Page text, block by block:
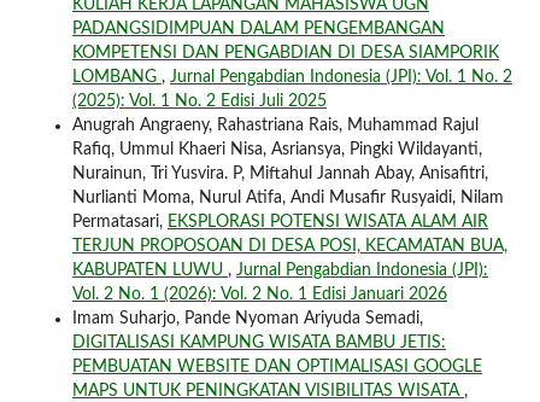
KULIAH KERJA LAPANGAN MAHASISWA UGN
PADANGSIDIMPUAN DALAM PENGEMBANGAN
KOMPETENSI DAN PENGABDIAN DI DESA SIAMPORIK
LOMBANG , Jurnal Pengabdian Indonesia (JPI): Vol. 1 No. 2
(2025): Vol. 1 No. 2 Edisi Juli 2025
Anugrah Angraeny, Rahastriana Rais, Muhammad Rajul
Rafiq, Ummul Khaeri Nisa, Asriansya, Pingki Wildayanti,
Nurainun, Tri Yusvira. P, Miftahul Jannah Abay, Anisafitri,
Nurlianti Moma, Nurul Atifa, Andi Musafir Rusyaidi, Nilam
Permatasari, EKSPLORASI POTENSI WISATA ALAM AIR
TERJUN PROPOSOAN DI DESA POSI, KECAMATAN BUA,
KABUPATEN LUWU , Jurnal Pengabdian Indonesia (JPI):
Vol. 2 No. 1 (2026): Vol. 2 No. 1 Edisi Januari 2026
Imam Suharjo, Pande Nyoman Ariyuda Semadi,
DIGITALISASI KAMPUNG WISATA BAMBU JETIS:
PEMBUATAN WEBSITE DAN OPTIMALISASI GOOGLE
MAPS UNTUK PENINGKATAN VISIBILITAS WISATA ,